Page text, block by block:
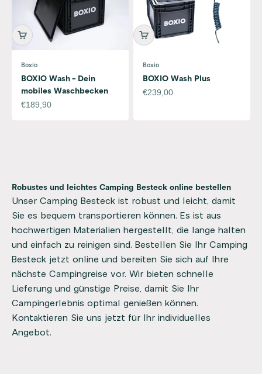
Boxio
BOXIO Wash - Dein
mobiles Waschbecken
Angebot
€189,90
Boxio
BOXIO Wash Plus
Angebot
€239,00
Machen Sie Ihre nächste Campingreise zu einem
kulinarischen Erlebnis mit dem richtigen Camping
Besteck. Wir bieten eine breite Auswahl an
Outdoor-Küche geeignet ist. Wir bieten komplette
Camping Besteck-Sets, die alles enthalten, was Sie für
Ihre Outdoor-Küche benötigen. Von Messer und Gabel
Unser Camping Besteck ist robust und leicht, damit
Sie es bequem transportieren können. Es ist aus
hochwertigen Materialien hergestellt, die lange halten
und einfach zu reinigen sind. Bestellen Sie Ihr Camping
Besteck jetzt online und bereiten Sie sich auf Ihre
nächste Campingreise vor. Wir bieten schnelle
Lieferung und günstige Preise, damit Sie Ihr
Campingerlebnis optimal genießen können.
Kontaktieren Sie uns jetzt für Ihr individuelles
Angebot.